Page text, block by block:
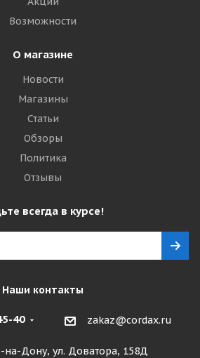
Возможности
О магазине
Новости
Магазины
Статьи
Обзоры
Политика
Отзывы
всегда в курсе!
Наши контакты
40 zakaz@cordax.ru
на-Дону, ул. Доватора, 158Д